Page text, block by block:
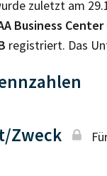
zuletzt am
Business
registriert. Das
Zweck